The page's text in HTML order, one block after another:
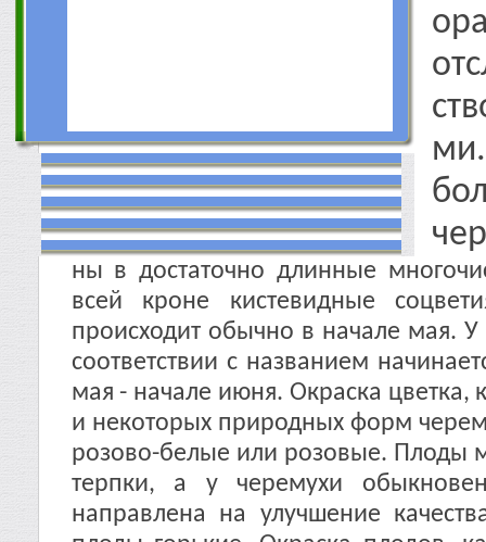
ны в достаточно длинные
всей кроне кистевидные
происходит обычно в начале мая.
соответствии с названием
мая - начале июня. Окраска цветка,
и некоторых природных форм
розово-белые или розовые. Плоды
терпки, а у черемухи
направлена на улучшение